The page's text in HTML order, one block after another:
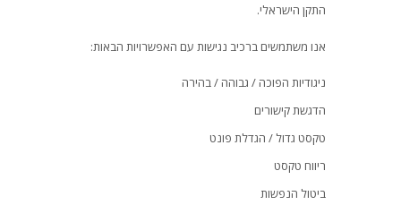
התקן הישראלי.
אנו משתמשים ברכיב נגישות עם האפשרויות הבאות:
ניגודיות הפוכה / גבוהה / בהירה
הדגשת קישורים
טקסט גדול / הגדלת פונט
ריווח טקסט
ביטול הנפשות